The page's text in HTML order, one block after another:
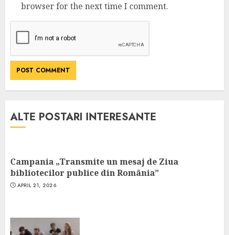
browser for the next time I comment.
ALTE POSTARI INTERESANTE
Campania „Transmite un mesaj de Ziua
bibliotecilor publice din România”
APRIL 21, 2026